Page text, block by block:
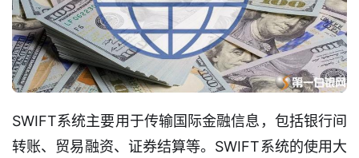
SWIFT系统主要用于传输国际金融信息，包括银行间
转账、贸易融资、证券结算等。SWIFT系统的使用大